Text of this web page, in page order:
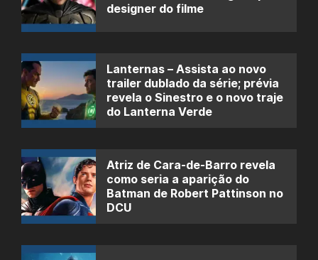
designer do filme
Lanternas – Assista ao novo
trailer dublado da série; prévia
revela o Sinestro e o novo traje
do Lanterna Verde
Atriz de Cara-de-Barro revela
como seria a aparição do
Batman de Robert Pattinson no
DCU